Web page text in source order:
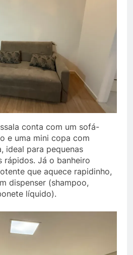
conta com um sofá-
e uma mini copa com
ideal para pequenas
rápidos. Já o banheiro
que aquece rapidinho,
dispenser (shampoo,
líquido).